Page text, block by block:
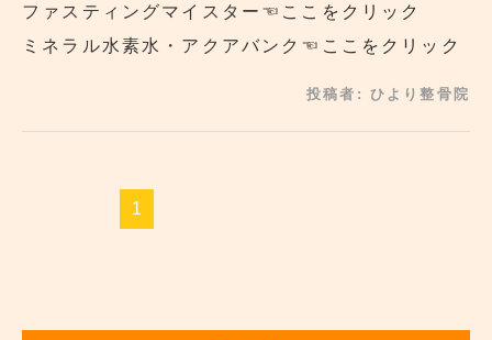
ファスティングマイスター ☜ここをクリック
ミネラル水素水・アクアバンク ☜ここをクリック
投稿者: ひより整骨院
1